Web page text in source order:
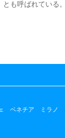
も呼ばれている。
ベネチア ミラノ